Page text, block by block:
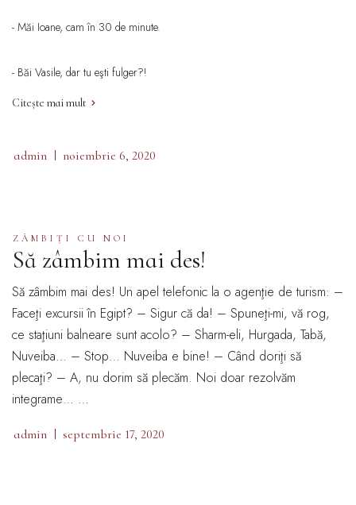
- Măi Ioane, cam în 30 de minute.
- Băi Vasile, dar tu eşti fulger?!
Citește mai mult
admin noiembrie 6, 2020
ZÂMBIŢI CU NOI
Să zâmbim mai des!
Să zâmbim mai des! Un apel telefonic la o agenţie de turism: –
Faceţi excursii în Egipt? – Sigur că da! – Spuneţi-mi, vă rog,
ce staţiuni balneare sunt acolo? – Sharm-eli, Hurgada, Tabă,
Nuveiba… – Stop… Nuveiba e bine! – Când doriţi să
plecaţi? – A, nu dorim să plecăm. Noi doar rezolvăm
integrame… …
admin septembrie 17, 2020